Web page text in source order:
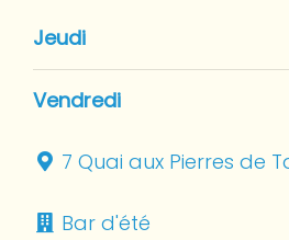
Jeudi
Vendredi
7 Quai aux Pierres de
Bar d'été